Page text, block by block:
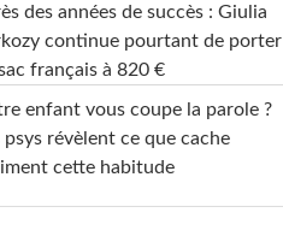
des années de succès : Giulia
continue pourtant de porter
français à 820 €
enfant vous coupe la parole ?
psys révèlent ce que cache
cette habitude